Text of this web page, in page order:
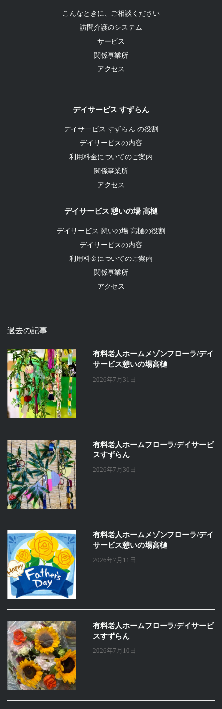
こんなときに、ご相談ください
訪問介護のシステム
サービス
関係事業所
アクセス
デイサービス すずらん
デイサービス すずらん の役割
デイサービスの内容
利用料金についてのご案内
関係事業所
アクセス
デイサービス 憩いの場 高樋
デイサービス 憩いの場 高樋の役割
デイサービスの内容
利用料金についてのご案内
関係事業所
アクセス
過去の記事
有料老人ホームメゾンフローラ/デイ
サービス憩いの場高樋
2026年7月31日
有料老人ホームフローラ/デイサービ
スすずらん
2026年7月30日
有料老人ホームメゾンフローラ/デイ
サービス憩いの場高樋
2026年7月11日
有料老人ホームフローラ/デイサービ
スすずらん
2026年7月10日